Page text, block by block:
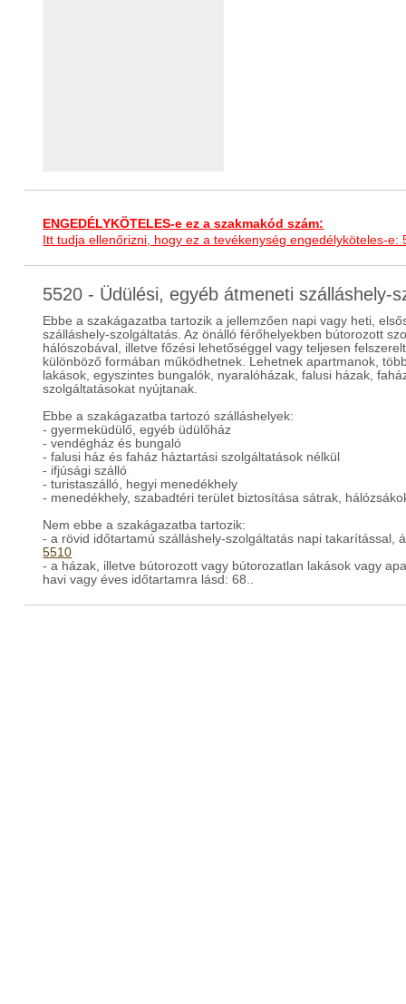
ENGEDÉLYKÖTELES-e ez a szakmakód szám:
Itt tudja ellenőrizni, hogy ez a tevékenység engedélyköteles-e:
5520 - Üdülési, egyéb átmeneti szálláshely-
Ebbe a szakágazatba tartozik a jellemzően napi vagy heti,
szálláshely-szolgáltatás. Az önálló férőhelyekben bútorozott
hálószobával, illetve főzési lehetőséggel vagy teljesen
különböző formában működhetnek. Lehetnek apartmanok,
lakások, egyszintes bungalók, nyaralóházak, falusi házak,
szolgáltatásokat nyújtanak.
Ebbe a szakágazatba tartozó szálláshelyek:
- gyermeküdülő, egyéb üdülőház
- vendégház és bungaló
- falusi ház és faház háztartási szolgáltatások nélkül
- ifjúsági szálló
- turistaszálló, hegyi menedékhely
- menedékhely, szabadtéri terület biztosítása sátrak,
Nem ebbe a szakágazatba tartozik:
- a rövid időtartamú szálláshely-szolgáltatás napi takarítással,
5510
- a házak, illetve bútorozott vagy bútorozatlan lakások vagy
havi vagy éves időtartamra lásd: 68..